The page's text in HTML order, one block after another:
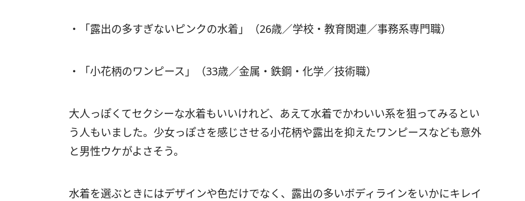
・「露出の多すぎないピンクの水着」（26歳／学校・教育関連／事務系専門職）
・「小花柄のワンピース」（33歳／金属・鉄鋼・化学／技術職）
大人っぽくてセクシーな水着もいいけれど、あえて水着でかわいい系を狙ってみるとい
う人もいました。少女っぽさを感じさせる小花柄や露出を抑えたワンピースなども意外
と男性ウケがよさそう。
水着を選ぶときにはデザインや色だけでなく、露出の多いボディラインをいかにキレイ